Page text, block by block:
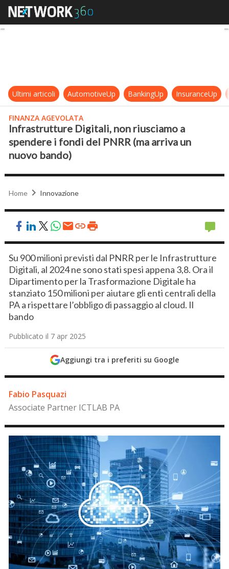
Infrastrutture Digitali, non
Ultimi articoli AutomotiveUp BankingUp InsuranceUp
FINANZA AGEVOLATA
Infrastrutture Digitali, non riusciamo a
spendere i fondi del PNRR (ma arriva un
nuovo bando)
Home Innovazione
Su 900 milioni previsti dal PNRR per le Infrastrutture
Digitali, al 2024 ne sono stati spesi appena 3,8. Ora il
Dipartimento per la Trasformazione Digitale ha
stanziato 150 milioni per aiutare gli enti centrali della
PA a rispettare l’obbligo di passaggio al cloud. Il
bando
Pubblicato il 7 apr 2025
Aggiungi tra i preferiti su Google
Fabio Pasquazi
Associate Partner ICTLAB PA